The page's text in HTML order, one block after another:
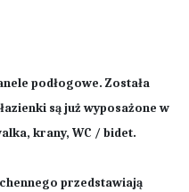
podłogowe. Została
są już wyposażone w
krany, WC / bidet.
przedstawiają